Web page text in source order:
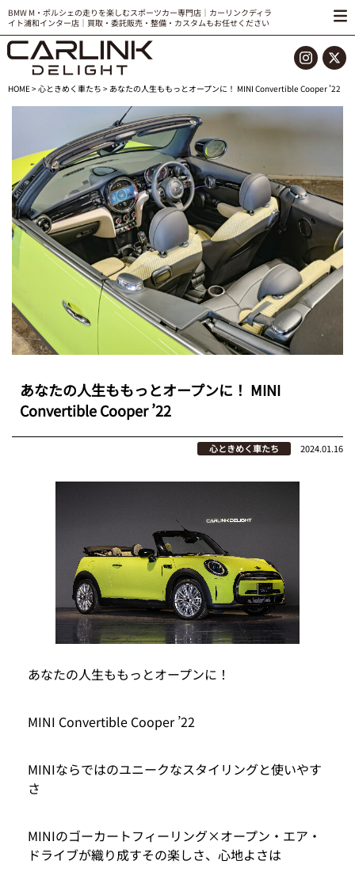
BMW M・ポルシェの走りを楽しむスポーツカー専門店｜カーリンクディラ
イト浦和インター店｜買取・委託販売・整備・カスタムもお任せください
HOME>心ときめく車たち > あなたの人生ももっとオープンに！ MINI Convertible Cooper ’22
あなたの人生ももっとオープンに！ MINI
Convertible Cooper ’22
心ときめく車たち 2024.01.16
あなたの人生ももっとオープンに！
MINI Convertible Cooper ’22
MINIならではのユニークなスタイリングと使いやす
さ
MINIのゴーカートフィーリング×オープン・エア・
ドライブが織り成すその楽しさ、心地よさは